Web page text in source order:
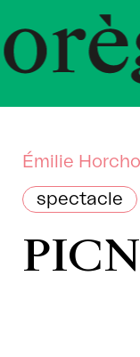
Émilie
spectacle